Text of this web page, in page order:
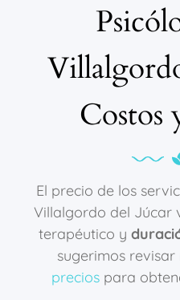
Costos
El precio de los
Villalgordo del Júcar
terapéutico y
sugerimos
preciospara